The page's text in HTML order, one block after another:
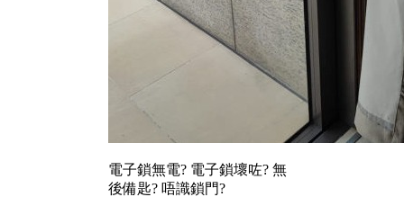
電子鎖無電? 電子鎖壞咗? 無
後備匙? 唔識鎖門?